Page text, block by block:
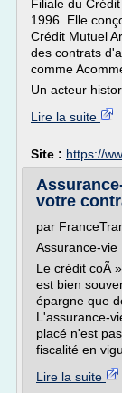
Filiale du
1996. Elle
Crédit Mutuel
des contrats
comme
Un acteur
Lire la suite
Site : https://
votre
par
Assurance-
Le crédit coÃ
est bien
épargne que
L'assurance-
placé n'est
fiscalité en
Lire la suite